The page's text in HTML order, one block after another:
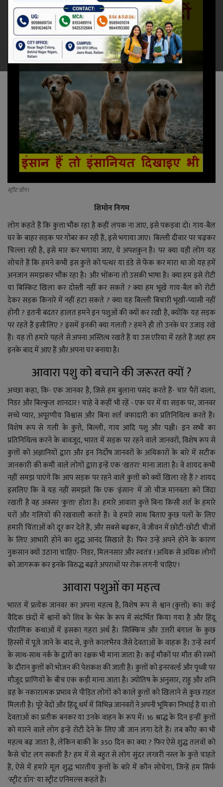
रेलवे
खेल
ज्योतिष
कला-साहित्य
निर्वाचन
धर्म-संस्कृति
करियर
YouTube
Language
English Hiindi
स्ट्रीट डॉग।
शिमोन निगम
लोग कहते हैं कि कुत्ता भौंक रहा है कहीं लपक ना जाए, इसे पकड़वा दो। गाय-बैल
घर के बाहरसड़कपर गोबर कर रहीहैं,इसे भगाया जाए। बिल्ली दीवार पर चढ़कर
चिल्ला रही है,इसे मार कर भगाया जाए, ये अपशकुन है। पर क्या यही लोग यह
सोचते हैं कि हमने कभी इस कुत्ते को पत्थर या डंडे सेफेंक कर मारा थाजोयह हमें
अनजान समझकर भौंक रहा है। और भोंकना तो उसकी भाषा है। क्या हम इसे रोटी
या बिस्किट खिला कर दोस्ती नहीं कर सकते ? क्या हम भूखे गाय-बैल को रोटी
देकरसड़क किनारेमें नहीं हटा सकते ? क्या यह बिल्ली बिचारी भूखी-प्यासी नहीं
होगी ? इतनी बदतर हालत हमने इन पशुओं की क्यों कर रखी है, क्योंकि यह सड़क
पर रहते हैं इसीलिए ? इसमें इनकी क्या गलती ? हमने ही तो उनके घर उजाड़ रखे
हैं। यह तो हमारे पहले से अपना अस्तित्व रखते हैं या उस एरिया में रहते हैं जहां हम
इनके बाद में आए हैं और अपना घर बनाया है।
आवारा पशु को बचाने की जरूरत क्यों ?
अच्छा कहा, कि-एक जानवर है,जिसे हम बुलाना पसंद करते हैं- चार पैरों वाला,
निडर और बिल्कुल शानदार ! चाहे वे कहीं भी रहें - एक घर में या सड़क पर,जानवर
सच्चे प्यार, अपूरणीय विश्वास और बिना शर्त वफादारी का प्रतिनिधित्व करते हैं।
विशेष रूप से गली के कुत्ते, बिल्ली, गाय आदि पशुऔरपक्षी। इन सभी का
प्रतिनिधित्व करने के बावजूद, भारत में सड़क पर रहने वाले जानवरों, विशेष रूप से
कुत्तों को अज्ञानियों द्वारा और इन निर्दोष जानवरों के अधिकारों के बारे में सटीक
जानकारी की कमी वाले लोगों द्वाराइन्हेंएक 'खतरा' माना जाता है। वे शायद कभी
नहीं समझ पाएंगे कि आप सड़क पर रहने वाले कुत्तों को क्यों खिला रहे हैं ? शायद
इसलिए कि वे यह नहीं समझते कि एक 'इंसान' में जो चीज मानवता को जिंदा
रखती है वह अक्सर 'कुत्ता' होता है। हमारे आवारा कुत्ते बिना किसी शर्त के हमारे
घरों और गलियों की रखवाली करते हैं।वे हमारे साथ बिताए कुछ पलों के लिए
हमारी चिंताओं को दूर कर देते हैं, और सबसे बढ़कर, वे जीवन में छोटी-छोटी चीजों
के लिए आभारी होने का शुद्ध आनंद सिखाते हैं। फिर उन्हें अपने होने के कारण
नुकसान क्यों उठाना चाहिए- निडर, मिलनसार और स्वतंत्र ! अधिक से अधिक लोगों
को जागरूक कर इनके विरुद्ध बढ़ते अपराधों पर रोक लगनी चाहिए !
आवारा पशुओं का महत्व
भारत में प्रत्येक जानवर का अपना महत्व है, विशेष रूप सेश्वान (कुत्तों) का। कई
वैदिक छंदों में श्वानों को शिव के भेरू के रूप में संदर्भित किया गया है और हिंदू
पौराणिक कथाओं में इसका गहरा अर्थ है। सिक्किम और उत्तरी बंगाल के कुछ
हिस्सों में पूजे जाने के बाद से, कुत्ते कालभैरव जैसे देवताओं के वाहक हैं। उन्हें स्वर्ग
के साथ-साथ नर्क के द्वारों का रक्षक भी माना जाता है। कई मौकों पर मौत की रस्मों
के दौरान कुत्तों को भोजन की पेशकश की जाती है। कुत्तों को इनरवर्ल्ड और पृथ्वी पर
मौजूद प्राणियों के बीच एक कड़ी माना जाता है। ज्योतिष के अनुसार, राहु और शनि
ग्रह के नकारात्मक प्रभाव से पीड़ित लोगों को काले कुत्तों को खिलाने से कुछ राहत
मिलती है। पूरे वेदों और हिंदू धर्म में विभिन्न जानवरों ने अपनी भूमिका निभाई है या तो
देवताओं का प्रतीक बनकर या उनके वाहन केरूपमें। 16 श्राद्ध के दिनइन्हीं कुत्तों
को मारने वाले लोग इन्हें रोटी देने के लिए जी जान लगा देते हैं। तब कौए का भी
महत्व बढ़ जाता है,लेकिनबाकीके350 दिन का क्या ? फिर ऐसे शुद्ध तलवों को
कैसे चोट लग सकती है? हम में से बहुत से लोग सुंदर लग्जरी नस्ल के कुत्ते चाहते
हैं, ऐसे में हमारे मूल शुद्ध भारतीय कुत्तों के बारे में कौन सोचेगा, जिन्हें हम सिर्फ
'स्ट्रीट डॉग' या स्ट्रीट एनिमल्स कहते हैं।